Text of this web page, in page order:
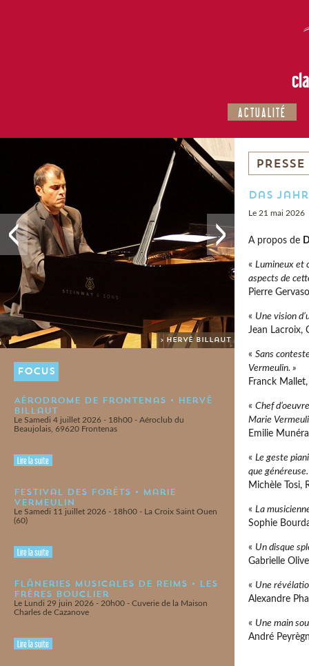
ACTUALITÉ
> Hervé Billaut
FOCUS
Aérodrome de Frontenas • Hervé
Billaut
Le Samedi 4 juillet 2026 - 18h00 - Aéroclub du
Beaujolais, 69620 Frontenas
Lire la suite
Festival des Forêts • Marie
Vermeulin
Le Samedi 11 juillet 2026 - 18h00 - La Croix Saint Ouen
(60)
Lire la suite
Flâneries Musicales de Reims • Les
Frères Bouclier
Le Lundi 29 juin 2026 - 20h00 - Cuverie de la Maison
Charles de Cazanove
Lire la suite
PRESSE
Das
Le 21 mai 2026
A propos de
« Lumineux et
aspects de
Pierre
« Une vision
Jean Lacroix,
« Sans
Vermeulin. »
Franck
« Chef
Marie
Emilie
« Le geste
que généreuse.
Michèle Tosi,
« La
Sophie
« Un disque
Gabrielle
« Une
Alexandre
« Une main
André